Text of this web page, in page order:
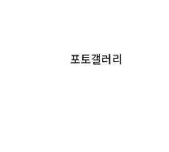
포토갤러리